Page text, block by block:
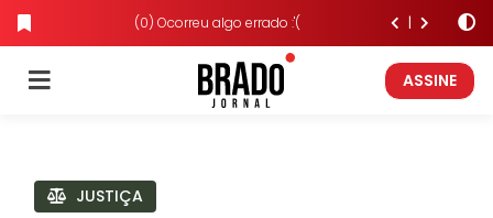
(0) Ocorreu algo errado :'(
ASSINE
JUSTIÇA